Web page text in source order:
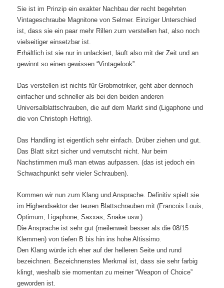
Sie ist im Prinzip ein exakter Nachbau der recht begehrten
Vintageschraube Magnitone von Selmer. Einziger Unterschied
ist, dass sie ein paar mehr Rillen zum verstellen hat, also noch
vielseitiger einsetzbar ist.
Erhältlich ist sie nur in unlackiert, läuft also mit der Zeit und an
gewinnt so einen gewissen “Vintagelook”.
Das verstellen ist nichts für Grobmotriker, geht aber dennoch
einfacher und schneller als bei den beiden anderen
Universalblattschrauben, die auf dem Markt sind (Ligaphone und
die von Christoph Heftrig).
Das Handling ist eigentlich sehr einfach. Drüber ziehen und gut.
Das Blatt sitzt sicher und verrutscht nicht. Nur beim
Nachstimmen muß man etwas aufpassen. (das ist jedoch ein
Schwachpunkt sehr vieler Schrauben).
Kommen wir nun zum Klang und Ansprache. Definitiv spielt sie
im Highendsektor der teuren Blattschrauben mit (Francois Louis,
Optimum, Ligaphone, Saxxas, Snake usw.).
Die Ansprache ist sehr gut (meilenweit besser als die 08/15
Klemmen) von tiefen B bis hin ins hohe Altissimo.
Den Klang würde ich eher auf der helleren Seite und rund
bezeichnen. Bezeichnenstes Merkmal ist, dass sie sehr farbig
klingt, weshalb sie momentan zu meiner “Weapon of Choice”
geworden ist.